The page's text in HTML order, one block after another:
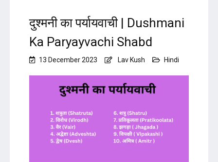
दुश्मनी का पर्यायवाची | Dushmani
Ka Paryayvachi Shabd
13 December 2023 Lav Kush Hindi